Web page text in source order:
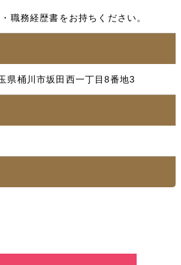
職務経歴書をお持ちください。
県桶川市坂田西一丁目8番地3